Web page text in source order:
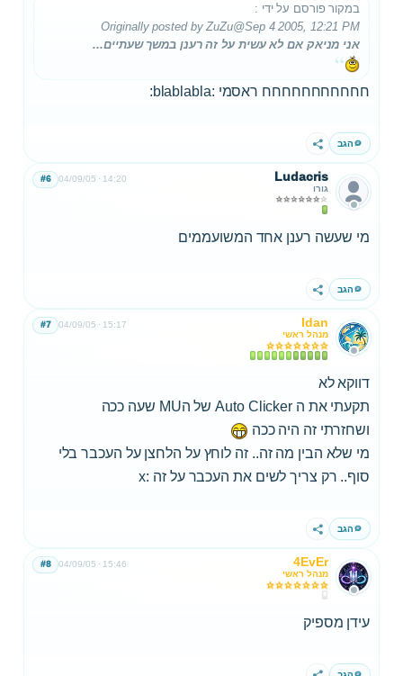
במקור פורסם על ידי :
Originally posted by ZuZu@Sep 4 2005, 12:21 PM
אני מניאק אם לא עשית על זה רענן במשך שעתיים...
חחחחחחחחחחח ראסמי :blablabla:
הגב שתף
Ludacris
גורו
04/09/05 14:20
#6
מי שעשה רענן אחד המשועממים
הגב שתף
Idan
מנהל ראשי
04/09/05 15:17
#7
דווקא לא
תקעתי את ה Auto Clicker של הMU שעה ככה
ושחזרתי זה היה ככה
מי שלא הבין מה זה.. זה לוחץ על הלחצן על העכבר בלי
סוף.. רק צריך לשים את העכבר על זה :x
הגב שתף
4EvEr
מנהל ראשי
04/09/05 15:46
#8
עידן מספיק